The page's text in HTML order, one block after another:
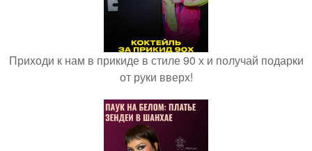
Приходи к нам в прикиде в стиле 90 х и получай подарки
от руки вверх!